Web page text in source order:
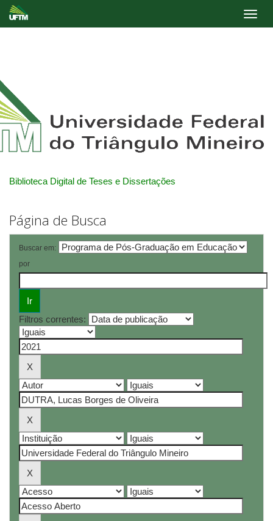
Biblioteca Digital de Teses e Dissertações
Página de Busca
Buscar em:
por
Filtros correntes: